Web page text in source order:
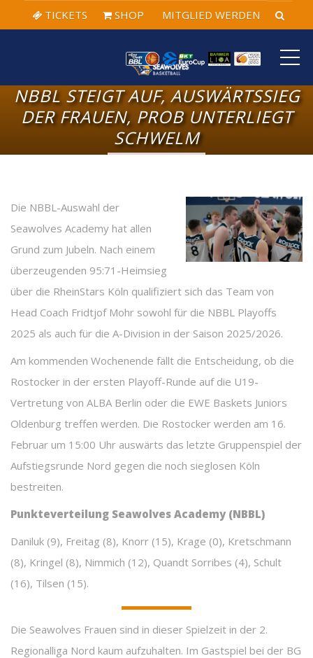
TICKETS SHOP MITGLIED WERDEN
NBBL STEIGT AUF, AUSWÄRTSSIEG
DER FRAUEN, PROB UNTERLIEGT
SCHWELM
Die NBBL-Auswahl der
Seawolves Academy hat allen
Grund zum Jubeln. Nach einem
überzeugenden 95:71-Heimsieg
über die RheinStars Köln qualifiziert sich das Team von
Head Coach Fridtjof Mohr sowohl für die NBBL Playoffs
2025 als auch für die A-Division in der Saison 2025/2026.
Am kommenden Wochenende fällt die Entscheidung, ob die
Rostocker in der ersten Playoff-Runde auf die U19-
Vertretung von ALBA Berlin oder die EWE Baskets Juniors
Oldenburg treffen werden. Die Rostocker werden am 16.
Februar um 15:00 Uhr auswärts das letzte Gruppenspiel der
Aufstiegsrunde Nord gegen die noch sieglosen Köln
bestreiten.
Punkteverteilung Seawolves Academy (NBBL)
Daniluk (9), Freitag (8), Knorr (15), Krage (0), Kretschmann
(8), Kringel (8), Nimmich (12), Quandt Sorribes (4), Schult
(16), Tilsen (15).
Die Seawolves Frauen sind in dieser Spielzeit in der 2.
Regionalliga Nord kaum aufzuhalten. Im Gastspiel bei der BG